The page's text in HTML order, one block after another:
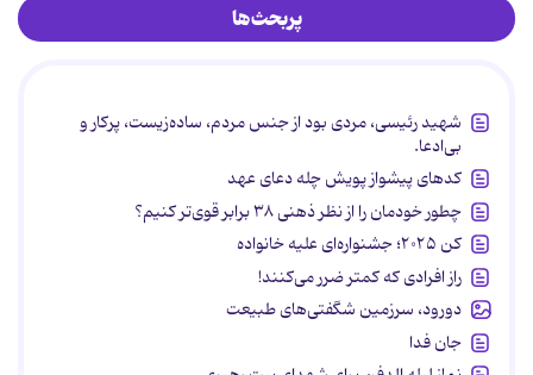
پربحث‌ها
شهید رئیسی، مردی بود از جنس مردم، ساده‌زیست، پرکار و
بی‌ادعا.
کدهای پیشواز پویش چله دعای عهد
چطور خودمان را از نظر ذهنی ۳۸ برابر قوی‌تر کنیم؟
کن ۲۰۲۵؛ جشنواره‌ای علیه خانواده
راز افرادی که کمتر ضرر می‌کنند!
دورود، سرزمین شگفتی‌های طبیعت
جان فدا